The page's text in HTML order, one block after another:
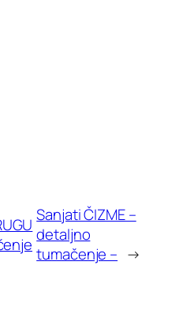
Sanjati ČIZME –
detaljno
tumačenje – →